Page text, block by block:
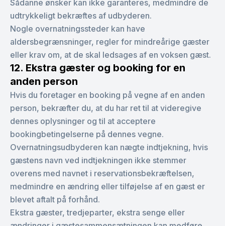
Sådanne ønsker kan ikke garanteres, medmindre de
udtrykkeligt bekræftes af udbyderen.
Nogle overnatningssteder kan have
aldersbegrænsninger, regler for mindreårige gæster
eller krav om, at de skal ledsages af en voksen gæst.
12. Ekstra gæster og booking for en
anden person
Hvis du foretager en booking på vegne af en anden
person, bekræfter du, at du har ret til at videregive
dennes oplysninger og til at acceptere
bookingbetingelserne på dennes vegne.
Overnatningsudbyderen kan nægte indtjekning, hvis
gæstens navn ved indtjekningen ikke stemmer
overens med navnet i reservationsbekræftelsen,
medmindre en ændring eller tilføjelse af en gæst er
blevet aftalt på forhånd.
Ekstra gæster, tredjeparter, ekstra senge eller